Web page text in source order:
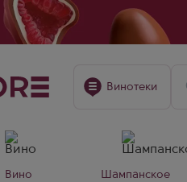
Винотеки
Вино Шампанское